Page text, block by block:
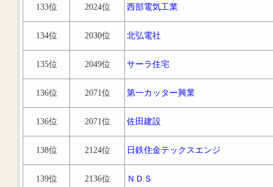
133位 2024位 西部電気工業
134位 2030位 北弘電社
135位 2049位 サーラ住宅
136位 2071位 第一カッター興業
136位 2071位 佐田建設
138位 2124位 日鉄住金テックスエンジ
139位 2136位 ＮＤＳ